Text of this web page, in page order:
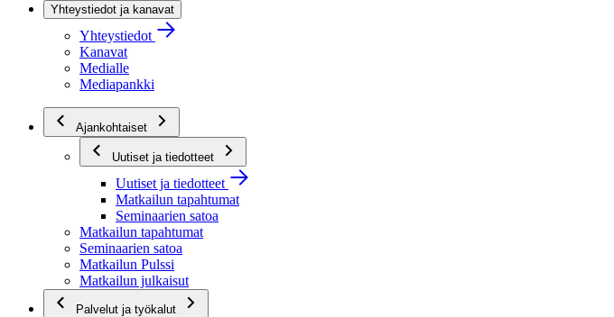
Yhteystiedot ja kanavat
Yhteystiedot
Kanavat
Medialle
Mediapankki
Ajankohtaiset
Uutiset ja tiedotteet
Uutiset ja tiedotteet
Matkailun tapahtumat
Seminaarien satoa
Matkailun tapahtumat
Seminaarien satoa
Matkailun Pulssi
Matkailun julkaisut
Palvelut ja työkalut